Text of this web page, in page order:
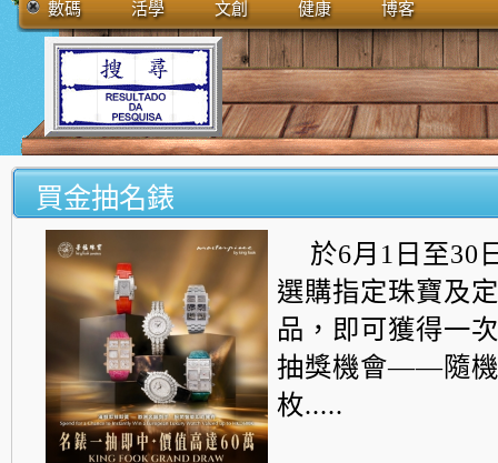
數碼 活學 文創 健康 博客
買金抽名錶
於6月1日至30
選購指定珠寶及
品，即可獲得一
抽獎機會——隨
枚.....